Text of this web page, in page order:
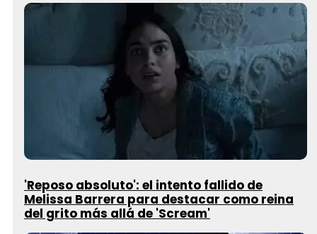
'Reposo absoluto': el intento fallido de
Melissa Barrera para destacar como reina
del grito más allá de 'Scream'